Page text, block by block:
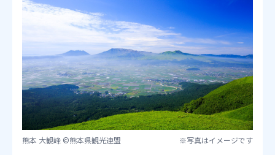
熊本 大観峰 ©熊本県観光連盟 ※写真はイメージです